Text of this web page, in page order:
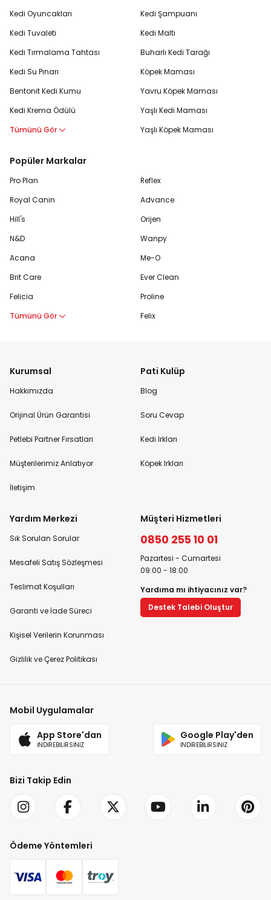
Kedi Oyuncakları
Kedi Tuvaleti
Kedi Tırmalama Tahtası
Kedi Su Pınarı
Bentonit Kedi Kumu
Kedi Krema Ödülü
Tümünü Gör
Kedi Şampuanı
Kedi Maltı
Buharlı Kedi Tarağı
Köpek Maması
Yavru Köpek Maması
Yaşlı Kedi Maması
Yaşlı Köpek Maması
Popüler Markalar
Pro Plan
Royal Canin
Hill's
N&D
Acana
Brit Care
Felicia
Tümünü Gör
Reflex
Advance
Orijen
Wanpy
Me-O
Ever Clean
Proline
Felix
Kurumsal
Hakkımızda
Orijinal Ürün Garantisi
Petlebi Partner Fırsatları
Müşterilerimiz Anlatıyor
İletişim
Pati Kulüp
Blog
Soru Cevap
Kedi Irkları
Köpek Irkları
Yardım Merkezi
Sık Sorulan Sorular
Mesafeli Satış Sözleşmesi
Teslimat Koşulları
Garanti ve İade Süreci
Kişisel Verilerin Korunması
Gizlilik ve Çerez Politikası
Müşteri Hizmetleri
0850 255 10 01
Pazartesi - Cumartesi
09:00 - 18:00
Yardıma mı ihtiyacınız var?
Destek Talebi Oluştur
Mobil Uygulamalar
App Store'dan
İNDİREBİLİRSİNİZ
Google Play'den
İNDİREBİLİRSİNİZ
Bizi Takip Edin
Ödeme Yöntemleri